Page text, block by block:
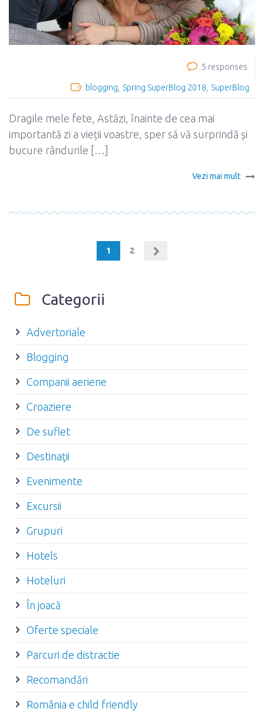
5 responses
blogging Spring SuperBlog 2018 SuperBlog
Dragile mele fete, Astăzi, înainte de cea mai
importantă zi a vieții voastre, sper să vă surprindă și
bucure rândurile […]
Vezi mai mult
1 2
Categorii
Advertoriale
Blogging
Companii aeriene
Croaziere
De suflet
Destinaţii
Evenimente
Excursii
Grupuri
Hotels
Hoteluri
În joacă
Oferte speciale
Parcuri de distractie
Recomandări
România e child friendly